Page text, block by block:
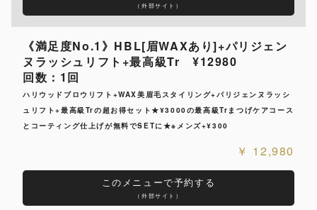
（外部サイト）
《満足度No.1》HBL[眉WAXあり]+パリジェン
ヌラッシュリフト+最高級Tr ¥12980
回数：1回
ハリウッドブロウリフト+WAX美眉毛スタイリング+パリジェンヌラッシ
ュリフト+最高級Trの超お得セット★¥3000の最高級Trまつげケアコース
とコーティング仕上げが無料でSETに★※メンズ+¥300
12,980
このメニューで予約する
（外部サイト）